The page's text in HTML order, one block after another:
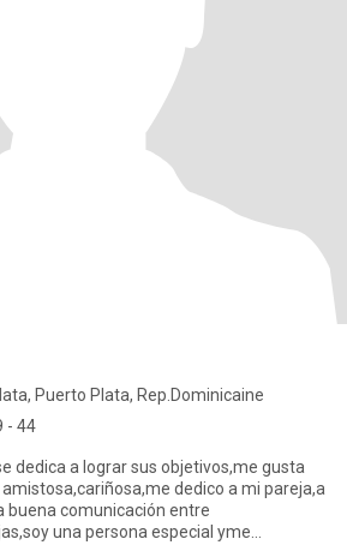
Puerto Plata, Rep.Dominicaine
- 44
objetivos,me gusta
amistosa,cariñosa,me dedico a mi pareja,a
buena comunicación entre
una persona especial yme